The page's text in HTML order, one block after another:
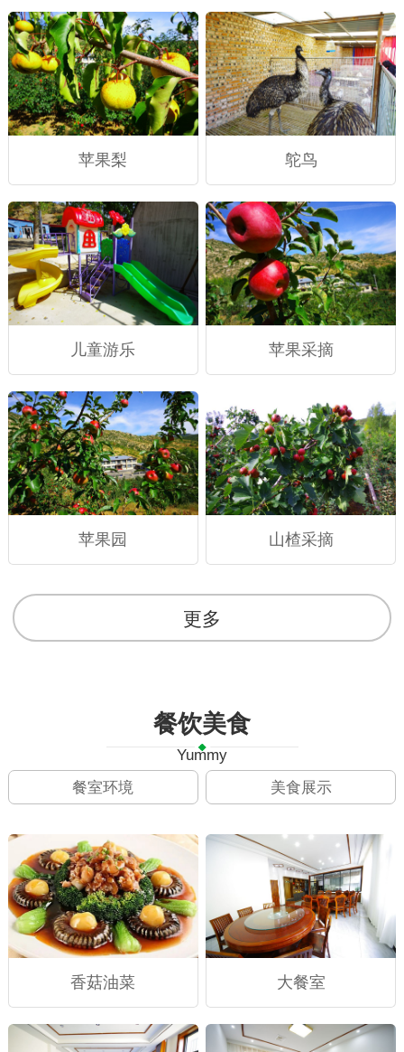
苹果梨 鸵鸟
儿童游乐 苹果采摘
苹果园 山楂采摘
更多
餐饮美食
Yummy
餐室环境
美食展示
香菇油菜 大餐室